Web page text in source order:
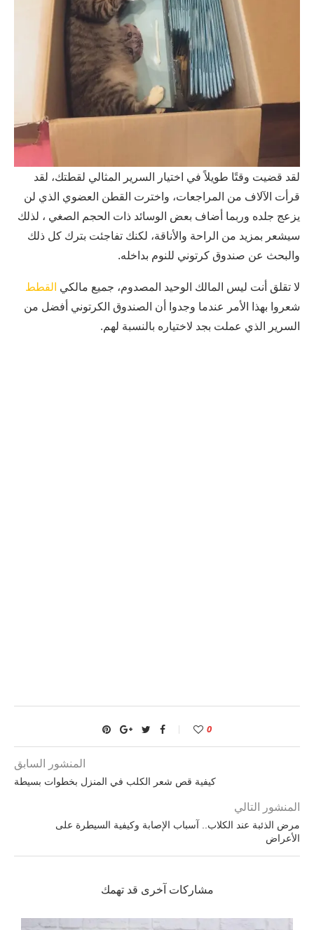
لقد قضيت وقتًا طويلاً في اختيار السرير المثالي لقطتك، لقد
قرأت الآلاف من المراجعات، واخترت القطن العضوي الذي لن
يزعج جلده وربما أضاف بعض الوسائد ذات الحجم الصغي ، لذلك
سيشعر بمزيد من الراحة والأناقة، لكنك تفاجئت بترك كل ذلك
والبحث عن صندوق كرتوني للنوم بداخله.
لا تقلق أنت ليس المالك الوحيد المصدوم، جميع مالكي القطط
شعروا بهذا الأمر عندما وجدوا أن الصندوق الكرتوني أفضل من
السرير الذي عملت بجد لاختياره بالنسبة لهم.
0
المنشور السابق
كيفية قص شعر الكلب في المنزل بخطوات بسيطة
المنشور التالي
مرض الذئبة عند الكلاب.. آسباب الإصابة وكيفية السيطرة على
الأعراض
مشاركات آخرى قد تهمك